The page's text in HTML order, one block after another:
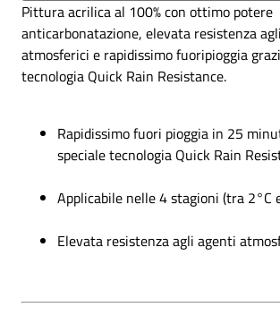
Pittura acrilica al 100% con ottimo potere
anticarbonatazione, elevata resistenza
atmosferici e rapidissimo fuoripioggia
tecnologia Quick Rain Resistance.
Rapidissimo fuori pioggia in 25
speciale tecnologia Quick Rain
Applicabile nelle 4 stagioni (tra 2°C
Elevata resistenza agli agenti